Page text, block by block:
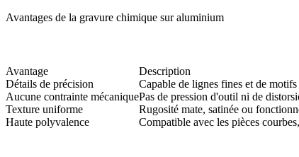
Avantages de la gravure chimique sur aluminium
Avantage Description
Détails de précision
Capable de lignes fines et de
Aucune contrainte mécaniquePas de pression d'outil ni de
Texture uniforme
Rugosité mate, satinée ou
Haute polyvalence
Compatible avec les pièces